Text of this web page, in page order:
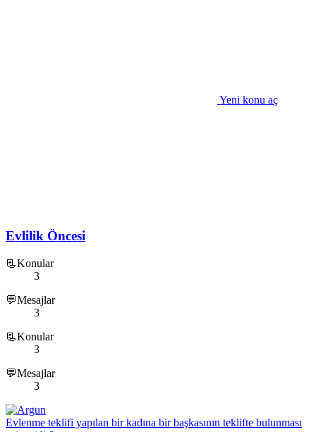
Yeni konu aç
Evlilik Öncesi
📃Konular
3
💬Mesajlar
3
📃Konular
3
💬Mesajlar
3
Evlenme teklifi yapılan bir kadına bir başkasının teklifte bulunması